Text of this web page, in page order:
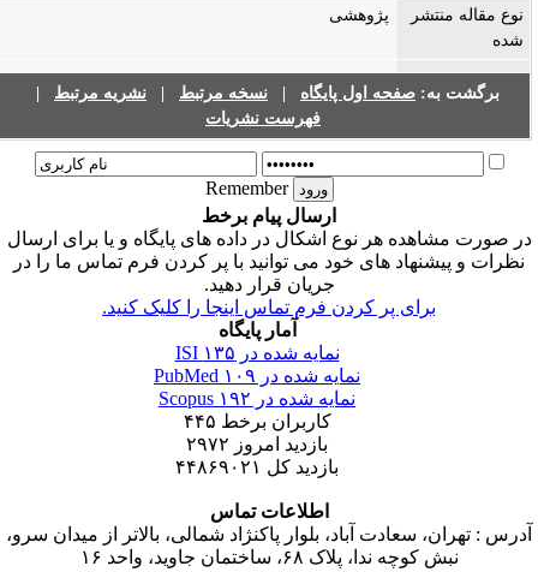
نوع مقاله منتشر
شده
پژوهشی
برگشت به:صفحه اول پایگاه| نسخه مرتبط| نشریه مرتبط|
فهرست نشریات
Remember
ارسال پیام برخط
صورت مشاهده هر نوع اشکال در داده های پایگاه و یا برای ارسال
نظرات و پیشنهاد های خود می توانید با پر کردن فرم تماس ما را در
جریان قرار دهید.
برای پر کردن فرم تماس اینجا را کلیک کنید.
آمار پایگاه
نمایه شده در ISI۱۳۵
نمایه شده در PubMed۱۰۹
نمایه شده در Scopus۱۹۲
کاربران برخط۴۴۵
بازدید امروز۲۹۷۲
بازدید کل ۴۴۸۶۹۰۲۱
اطلاعات تماس
: تهران، سعادت آباد، بلوار پاکنژاد شمالی، بالاتر از میدان سرو،
نبش کوچه ندا، پلاک ۶۸، ساختمان جاوید، واحد ۱۶